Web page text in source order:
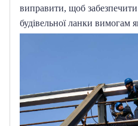
виправити, щоб забезпечити
будівельної ланки вимогам